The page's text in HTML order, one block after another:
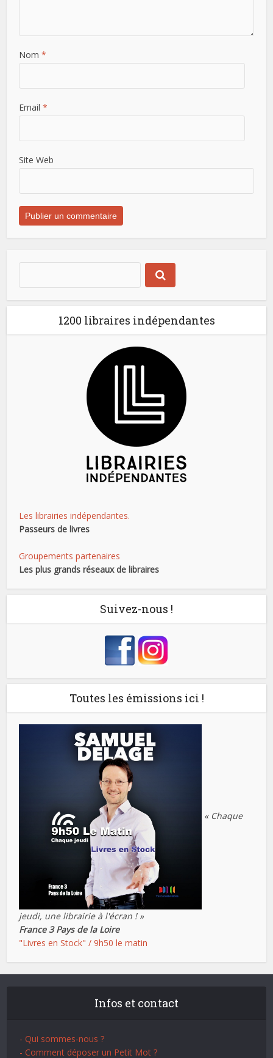
Nom *
Email *
Site Web
1200 libraires indépendantes
Les librairies indépendantes.
Passeurs de livres
Groupements partenaires
Les plus grands réseaux de libraires
Suivez-nous !
Toutes les émissions ici !
« Chaque
jeudi, une librairie à l'écran ! »
France 3 Pays de la Loire
"Livres en Stock" / 9h50 le matin
Infos et contact
- Qui sommes-nous ?
- Comment déposer un Petit Mot ?